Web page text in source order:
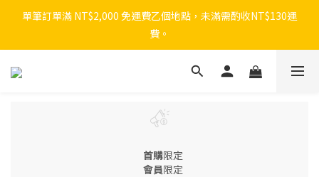
單筆訂單滿 NT$2,000 免運費乙個地點，未滿需酌收NT$130運
費。
首購限定
會員限定